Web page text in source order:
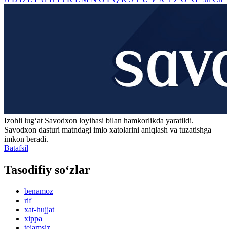
Izohli lugʻat Savodxon loyihasi bilan hamkorlikda yaratildi.
Savodxon dasturi matndagi imlo xatolarini aniqlash va tuzatishga
imkon beradi.
Batafsil
Tasodifiy so‘zlar
benamoz
rif
xat-hujjat
xippa